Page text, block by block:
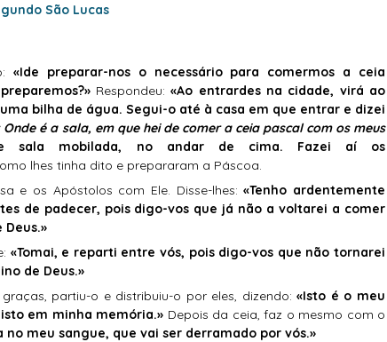
São Lucas
«Ide preparar-nos o necessário para comermos a ceia
Respondeu: «Ao entrardes na cidade, virá ao
bilha de água. Segui-o até à casa em que entrar e dizei
é a sala, em que hei de comer a ceia pascal com os meus
sala mobilada, no andar de cima. Fazei aí os
lhes tinha dito e prepararam a Páscoa.
e os Apóstolos com Ele. Disse-lhes:
«Tenho ardentemente
de padecer, pois digo-vos que já não a voltarei a comer
«Tomai, e reparti entre vós, pois digo-vos que não tornarei
de Deus.»
partiu-o e distribuiu-o por eles, dizendo:
«Isto é o meu
em minha memória.» Depois da ceia, faz o mesmo com o
no meu sangue, que vai ser derramado por vós.»